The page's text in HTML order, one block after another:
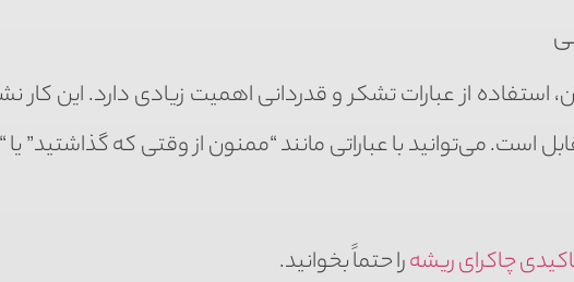
استفاده از عبارات تشکر و قدردانی اهمیت زیادی دارد. این
است. می‌توانید با عباراتی مانند “ممنون از وقتی که گذاشتید”
چاکرای ریشهرا حتماً بخوانید.